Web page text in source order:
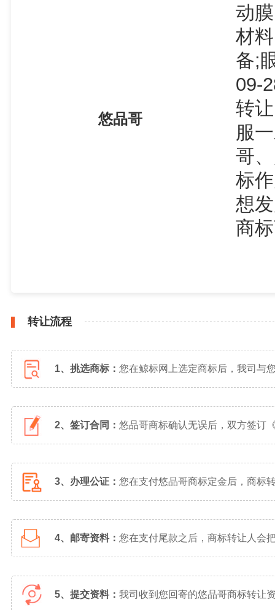
悠品哥
动
材
备;
09-
转
服
哥
标
想
商
转让流程
1、挑选商标： 您在鲸标网上选定商标后，我司与
2、签订合同： 悠品哥商标确认无误后，双方签订
3、办理公证： 您在支付悠品哥商标定金后，商标
4、邮寄资料： 您在支付尾款之后，商标转让人会
5、提交资料： 我司收到您回寄的悠品哥商标转让